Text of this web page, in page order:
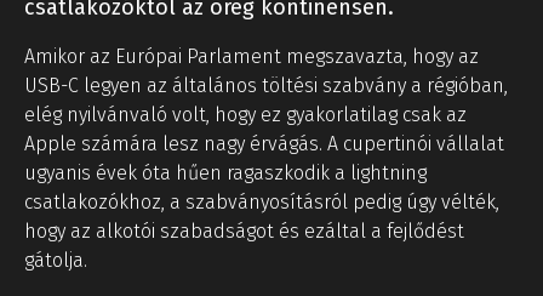
csatlakozóktól az öreg kontinensen.
Amikor az Európai Parlament megszavazta, hogy az
USB-C legyen az általános töltési szabvány a régióban,
elég nyilvánvaló volt, hogy ez gyakorlatilag csak az
Apple számára lesz nagy érvágás. A cupertinói vállalat
ugyanis évek óta hűen ragaszkodik a lightning
csatlakozókhoz, a szabványosításról pedig úgy vélték,
hogy az alkotói szabadságot és ezáltal a fejlődést
gátolja.